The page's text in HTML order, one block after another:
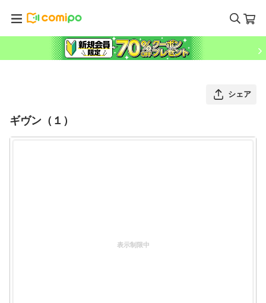
シェア
ギヴン（１）
表示制限中